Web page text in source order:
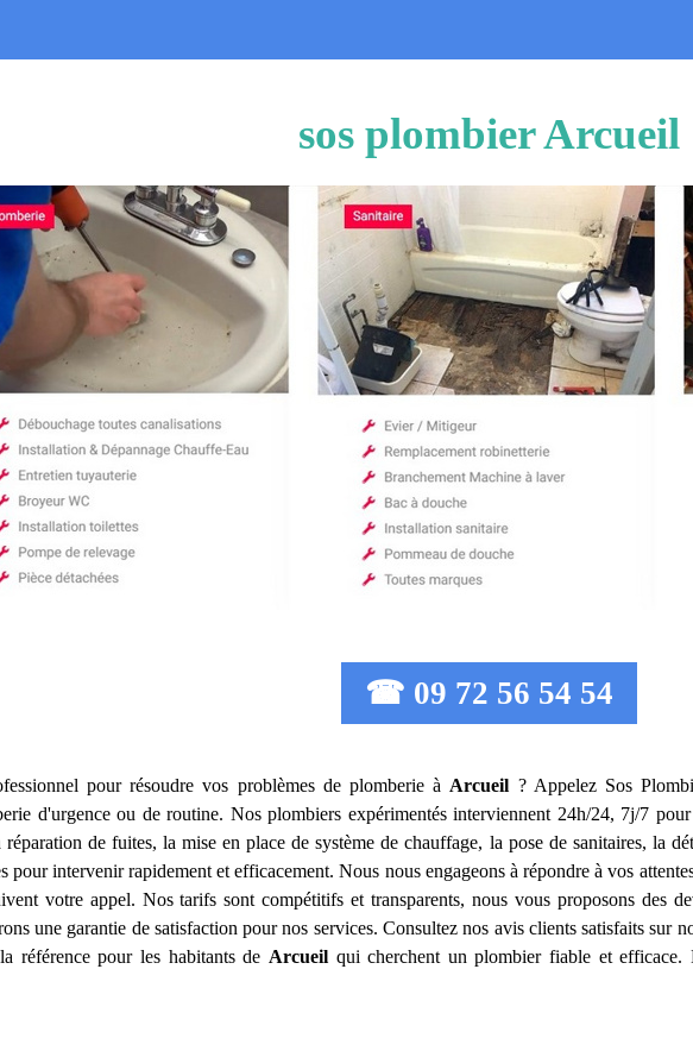
sos plombier Arcueil
☎ 09 72 56 54 54
pour résoudre vos problèmes de plomberie à Arcueil ? Appelez Sos
d'urgence ou de routine. Nos plombiers expérimentés interviennent 24h/24, 7j/7
réparation de fuites, la mise en place de système de chauffage, la pose de sanitaires, la
pour intervenir rapidement et efficacement. Nous nous engageons à répondre à vos
votre appel. Nos tarifs sont compétitifs et transparents, nous vous proposons des
une garantie de satisfaction pour nos services. Consultez nos avis clients satisfaits sur
référence pour les habitants de Arcueilqui cherchent un plombier fiable et efficace.